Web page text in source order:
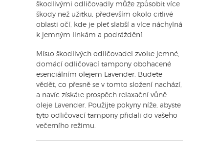
škodlivými odličovadly může způsobit více
škody než užitku, především okolo citlivé
oblasti očí, kde je pleť slabší a více náchylná
k jemným linkám a podráždění.
Místo škodlivých odličovadel zvolte jemné,
domácí odličovací tampony obohacené
esenciálním olejem Lavender. Budete
vědět, co přesně se v tomto složení nachází,
a navíc získáte prospěch relaxační vůně
oleje Lavender. Použijte pokyny níže, abyste
tyto odličovací tampony přidali do vašeho
večerního režimu.